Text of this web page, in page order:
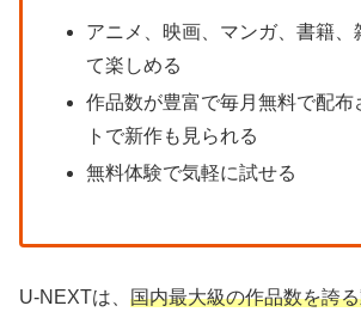
アニメ、映画、マンガ、書籍、
て楽しめる
作品数が豊富で毎月無料で配布
トで新作も見られる
無料体験で気軽に試せる
U-NEXTは、 国内最大級の作品数を誇